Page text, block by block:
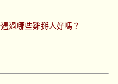
過哪些雞掰人好嗎？